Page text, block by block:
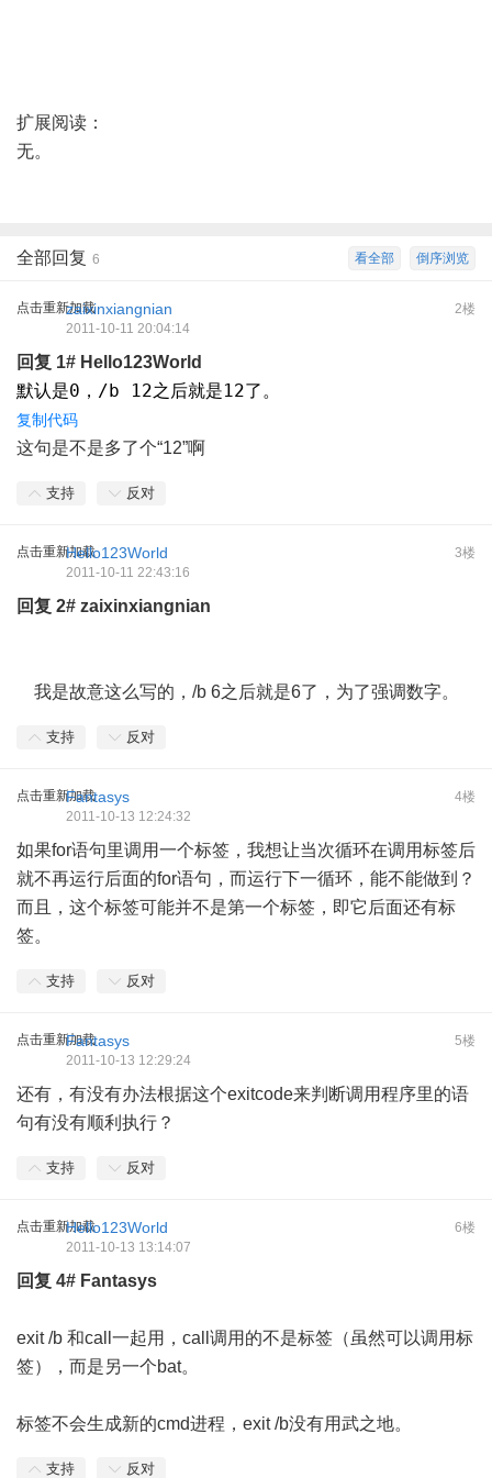
扩展阅读：
无。
倒序浏览
看全部
全部回复 6
点击重新加载 2楼
zaixinxiangnian
2011-10-11 20:04:14
回复 1# Hello123World
复制代码
这句是不是多了个“12”啊
支持 反对
点击重新加载 3楼
Hello123World
2011-10-11 22:43:16
回复 2# zaixinxiangnian
我是故意这么写的，/b 6之后就是6了，为了强调数字。
支持 反对
点击重新加载 4楼
Fantasys
2011-10-13 12:24:32
如果for语句里调用一个标签，我想让当次循环在调用标签后
就不再运行后面的for语句，而运行下一循环，能不能做到？
而且，这个标签可能并不是第一个标签，即它后面还有标
签。
支持 反对
点击重新加载 5楼
Fantasys
2011-10-13 12:29:24
还有，有没有办法根据这个exitcode来判断调用程序里的语
句有没有顺利执行？
支持 反对
点击重新加载 6楼
Hello123World
2011-10-13 13:14:07
回复 4# Fantasys
exit /b 和call一起用，call调用的不是标签（虽然可以调用标
签），而是另一个bat。
标签不会生成新的cmd进程，exit /b没有用武之地。
支持 反对